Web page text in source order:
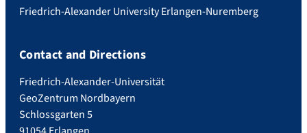
Friedrich-Alexander University Erlangen-Nuremberg
Contact and Directions
Friedrich-Alexander-Universität
GeoZentrum Nordbayern
Schlossgarten 5